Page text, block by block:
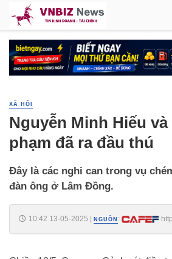
XÃ HỘI
Nguyễn Minh Hiếu
phạm đã ra đầu thú
Đây là các nghi can trong vụ
đàn ông ở Lâm Đồng.
10:42 13-05-2025 NGUỒN :